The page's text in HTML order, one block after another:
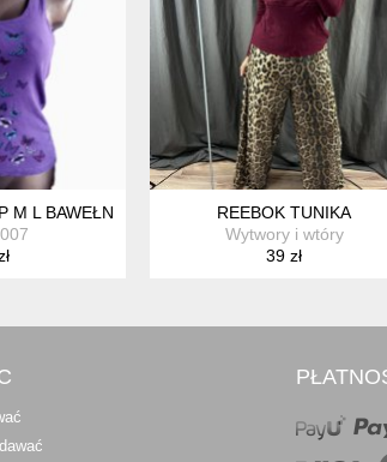
H&M NOWY Z METKĄ ROZMIAR L
M L BAWEŁNA WZÓR MOTYLEREEBOK TUNIKA
Wytwory i wtóry
39 zł